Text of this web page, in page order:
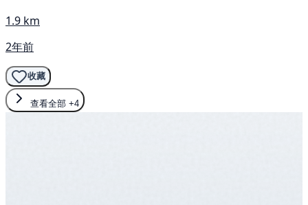
1.9 km
2年前
收藏
查看全部 +4